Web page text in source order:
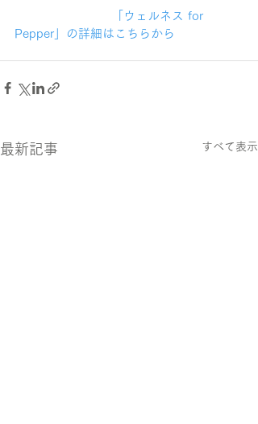
Pepper」の詳細はこちらから
最新記事 すべて表示